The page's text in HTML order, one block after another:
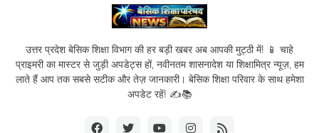
उत्तर प्रदेश बेसिक शिक्षा विभाग की हर बड़ी खबर अब आपकी मुट्ठी में! 📱 चाहे
प्राइमरी का मास्टर से जुड़ी अपडेट्स हों, नवीनतम शासनादेश या शिक्षामित्र न्यूज़, हम
लाते हैं आप तक सबसे सटीक और तेज़ जानकारी। बेसिक शिक्षा परिवार के साथ हमेशा
अपडेट रहें! ✍️📚